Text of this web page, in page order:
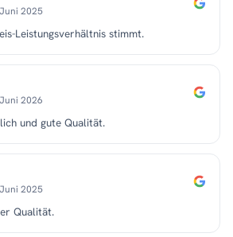
Juni 2025
Leistungsverhältnis stimmt.
Juni 2026
und gute Qualität.
Juni 2025
Qualität.